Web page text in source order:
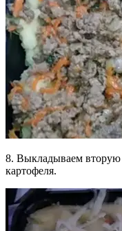
8. Выкладываем вторую
картофеля.